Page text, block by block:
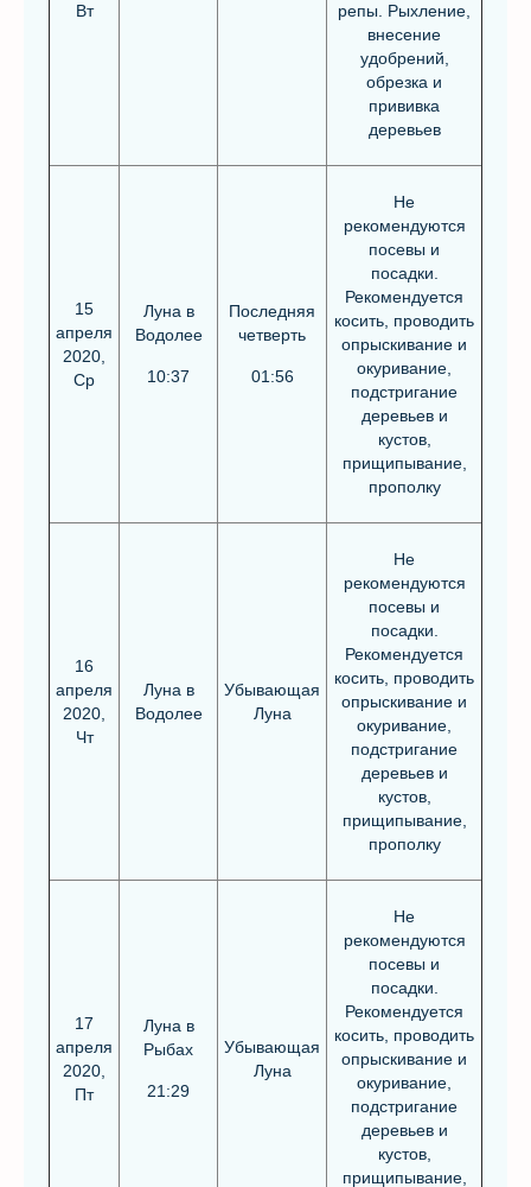
Вт
репы. Рыхление,
внесение
удобрений,
обрезка и
прививка
деревьев
15
апреля
2020,
Ср
Луна в
Водолее
10:37
Последняя
четверть
01:56
Не
рекомендуются
посевы и
посадки.
Рекомендуется
косить, проводить
опрыскивание и
окуривание,
подстригание
деревьев и
кустов,
прищипывание,
прополку
16
апреля
2020,
Чт
Луна в
Водолее
Убывающая
Луна
Не
рекомендуются
посевы и
посадки.
Рекомендуется
косить, проводить
опрыскивание и
окуривание,
подстригание
деревьев и
кустов,
прищипывание,
прополку
17
апреля
2020,
Пт
Луна в
Рыбах
21:29
Убывающая
Луна
Не
рекомендуются
посевы и
посадки.
Рекомендуется
косить, проводить
опрыскивание и
окуривание,
подстригание
деревьев и
кустов,
прищипывание,